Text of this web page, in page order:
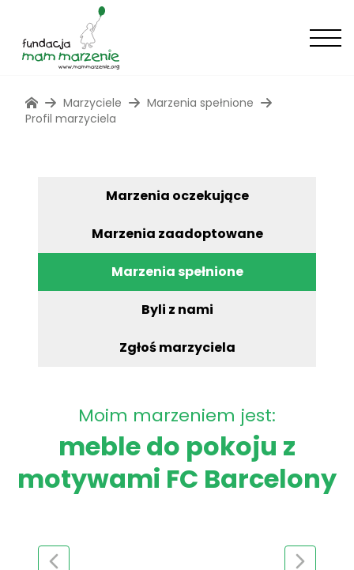
Marzyciele
Marzenia spełnione
Profil marzyciela
Marzenia oczekujące
Marzenia zaadoptowane
Marzenia spełnione
Byli z nami
Zgłoś marzyciela
Moim marzeniem jest:
meble do pokoju z
motywami FC Barcelony